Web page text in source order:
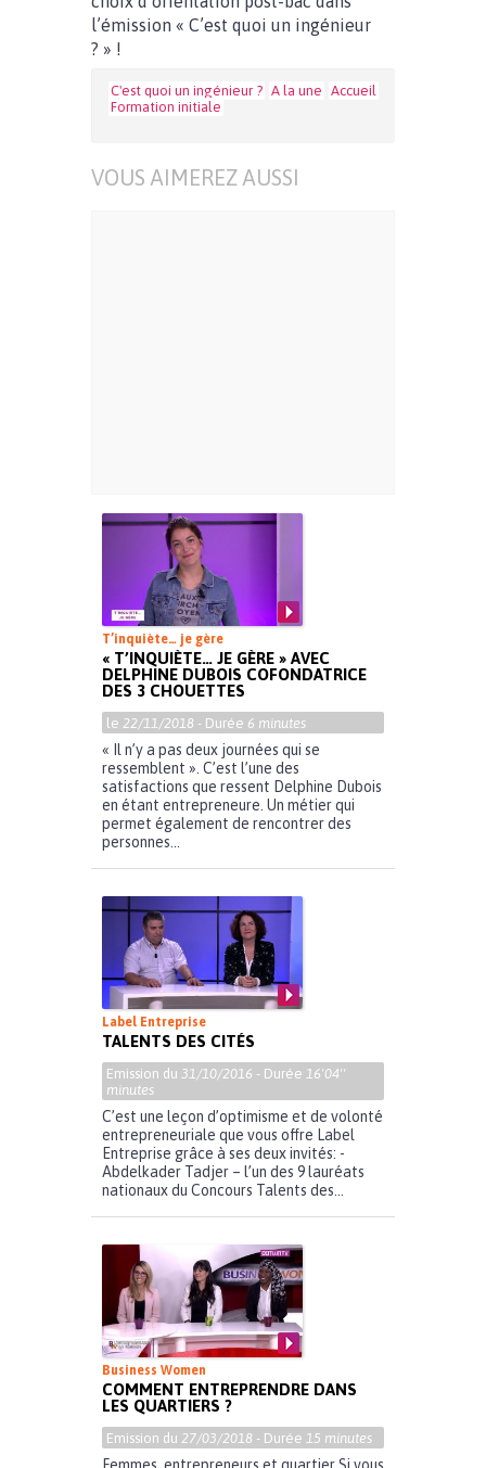
l’émission « C’est quoi un ingénieur
? » !
C'est quoi un ingénieur ? A la une Accueil
Formation initiale
VOUS AIMEREZ AUSSI
T’inquiète… je gère
« T’INQUIÈTE… JE GÈRE » AVEC
DELPHINE DUBOIS COFONDATRICE
DES 3 CHOUETTES
le 22/11/2018 - Durée 6 minutes
« Il n’y a pas deux journées qui se
ressemblent ». C’est l’une des
satisfactions que ressent Delphine Dubois
en étant entrepreneure. Un métier qui
permet également de rencontrer des
personnes...
Label Entreprise
TALENTS DES CITÉS
Emission du 31/10/2016 - Durée 16'04''
minutes
C’est une leçon d’optimisme et de volonté
entrepreneuriale que vous offre Label
Entreprise grâce à ses deux invités: -
Abdelkader Tadjer – l’un des 9 lauréats
nationaux du Concours Talents des...
Business Women
COMMENT ENTREPRENDRE DANS
LES QUARTIERS ?
Emission du 27/03/2018 - Durée 15 minutes